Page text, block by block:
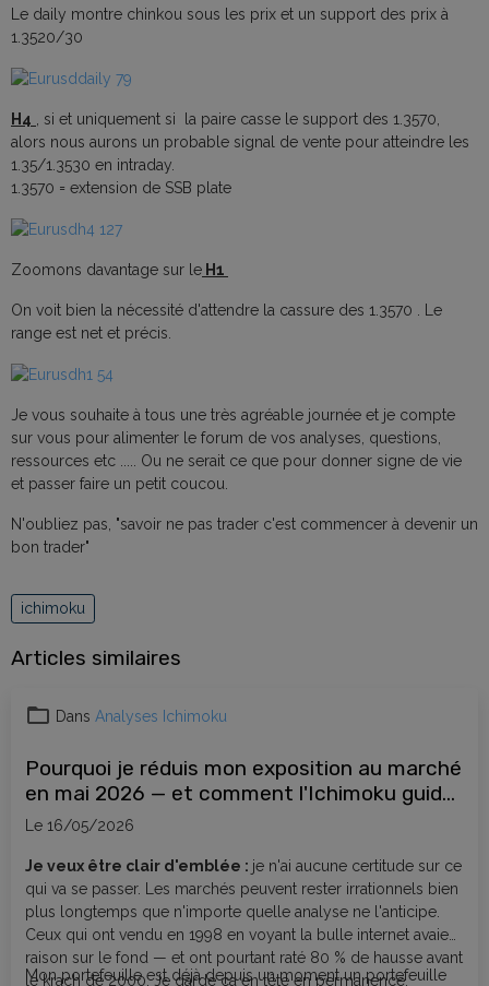
Le daily montre chinkou sous les prix et un support des prix à
1.3520/30
H4 , si et uniquement si la paire casse le support des 1.3570,
alors nous aurons un probable signal de vente pour atteindre les
1.35/1.3530 en intraday.
1.3570 = extension de SSB plate
Zoomons davantage sur le H1
On voit bien la nécessité d'attendre la cassure des 1.3570 . Le
range est net et précis.
Je vous souhaite à tous une très agréable journée et je compte
sur vous pour alimenter le forum de vos analyses, questions,
ressources etc ..... Ou ne serait ce que pour donner signe de vie
et passer faire un petit coucou.
N'oubliez pas, "savoir ne pas trader c'est commencer à devenir un
bon trader"
ichimoku
Articles similaires
Dans Analyses Ichimoku
Pourquoi je réduis mon exposition au marché
en mai 2026 — et comment l'Ichimoku guide
mes décisions
Le 16/05/2026
Je veux être clair d'emblée : je n'ai aucune certitude sur ce
qui va se passer. Les marchés peuvent rester irrationnels bien
plus longtemps que n'importe quelle analyse ne l'anticipe.
Ceux qui ont vendu en 1998 en voyant la bulle internet avaient
raison sur le fond — et ont pourtant raté 80 % de hausse avant
le krach de 2000. Je garde ça en tête en permanence.
Mon portefeuille est déjà depuis un moment un portefeuille